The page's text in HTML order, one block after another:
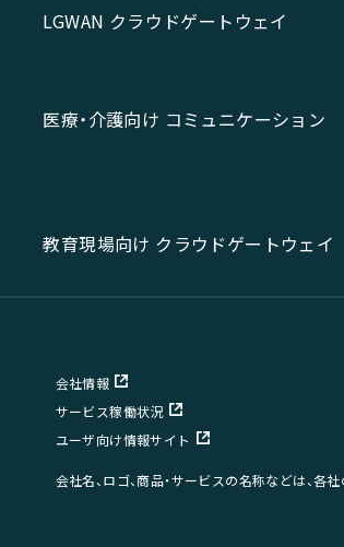
LGWAN クラウドゲートウェイ
医療・介護向け コミュニケーション
教育現場向け クラウドゲートウェイ
会社情報
サービス稼働状況
ユーザ向け情報サイト
会社名、ロゴ、商品・サービスの名称などは、各